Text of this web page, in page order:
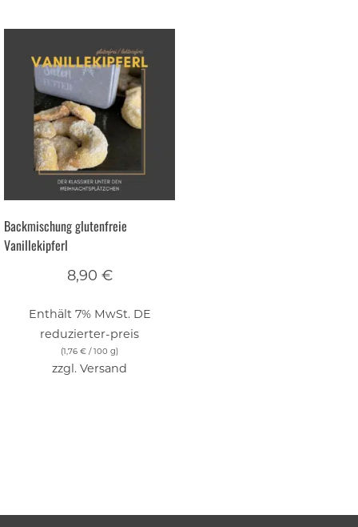
Backmischung glutenfreie
Vanillekipferl
8,90 €
Enthält 7% MwSt. DE
reduzierter-preis
(1,76 € / 100 g)
zzgl. Versand